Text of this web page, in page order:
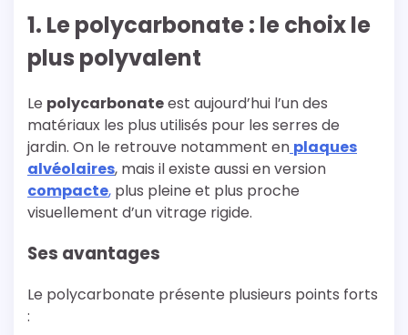
1. Le polycarbonate : le choix le
plus polyvalent
Le polycarbonateest aujourd’hui l’un des
matériaux les plus utilisés pour les serres de
jardin. On le retrouve notamment en plaques
alvéolaires, mais il existe aussi en version
compacte, plus pleine et plus proche
visuellement d’un vitrage rigide.
Ses avantages
Le polycarbonate présente plusieurs points forts
: